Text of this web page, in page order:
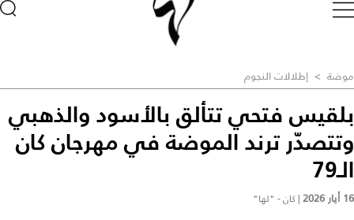
موضة > إطلالات النجوم
بلقيس فتحي تتألق بالأسود والذهبي
وتتصدّر ترند الموضة في مهرجان كان
الـ79
16 أيار 2026 | كان - "لها"